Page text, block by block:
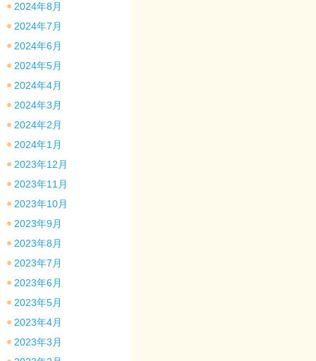
2024年8月
2024年7月
2024年6月
2024年5月
2024年4月
2024年3月
2024年2月
2024年1月
2023年12月
2023年11月
2023年10月
2023年9月
2023年8月
2023年7月
2023年6月
2023年5月
2023年4月
2023年3月